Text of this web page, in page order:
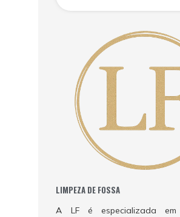
LIMPEZA DE FOSSA
A LF é especializada em